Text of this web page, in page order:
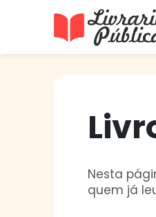
Nesta
quem já